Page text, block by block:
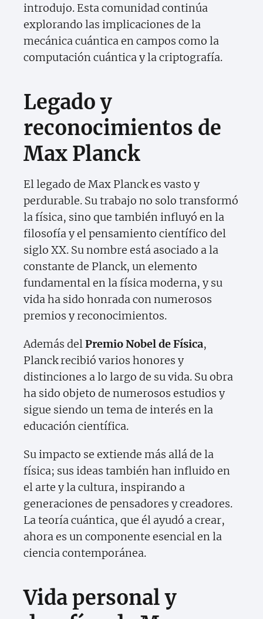
introdujo. Esta comunidad continúa
explorando las implicaciones de la
mecánica cuántica en campos como la
computación cuántica y la criptografía.
Legado y
reconocimientos de
Max Planck
El legado de Max Planck es vasto y
perdurable. Su trabajo no solo transformó
la física, sino que también influyó en la
filosofía y el pensamiento científico del
siglo XX. Su nombre está asociado a la
constante de Planck, un elemento
fundamental en la física moderna, y su
vida ha sido honrada con numerosos
premios y reconocimientos.
Además delPremio Nobel de Física,
Planck recibió varios honores y
distinciones a lo largo de su vida. Su obra
ha sido objeto de numerosos estudios y
sigue siendo un tema de interés en la
educación científica.
Su impacto se extiende más allá de la
física; sus ideas también han influido en
el arte y la cultura, inspirando a
generaciones de pensadores y creadores.
La teoría cuántica, que él ayudó a crear,
ahora es un componente esencial en la
ciencia contemporánea.
Vida personal y